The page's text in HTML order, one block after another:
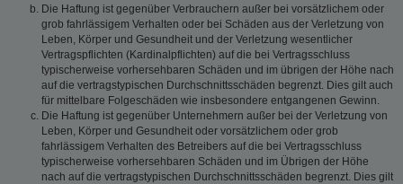
Die Haftung ist gegenüber Verbrauchern außer bei vorsätzlichem oder
grob fahrlässigem Verhalten oder bei Schäden aus der Verletzung von
Leben, Körper und Gesundheit und der Verletzung wesentlicher
Vertragspflichten (Kardinalpflichten) auf die bei Vertragsschluss
typischerweise vorhersehbaren Schäden und im übrigen der Höhe nach
auf die vertragstypischen Durchschnittsschäden begrenzt. Dies gilt auch
für mittelbare Folgeschäden wie insbesondere entgangenen Gewinn.
Die Haftung ist gegenüber Unternehmern außer bei der Verletzung von
Leben, Körper und Gesundheit oder vorsätzlichem oder grob
fahrlässigem Verhalten des Betreibers auf die bei Vertragsschluss
typischerweise vorhersehbaren Schäden und im Übrigen der Höhe
nach auf die vertragstypischen Durchschnittsschäden begrenzt. Dies gilt